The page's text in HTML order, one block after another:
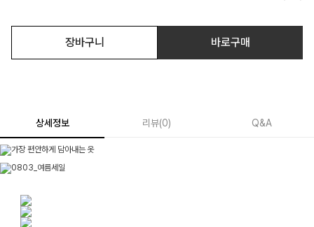
장바구니 바로구매
상세정보 리뷰(0) Q&A